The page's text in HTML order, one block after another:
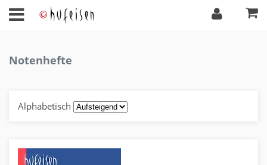
Notenhefte
Alphabetisch